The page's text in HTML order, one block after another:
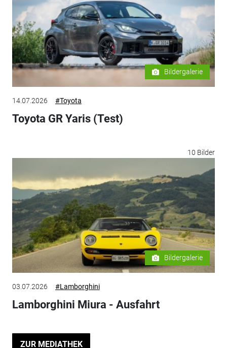
Bildergalerie
14.07.2026 #Toyota
Toyota GR Yaris (Test)
10 Bilder
Bildergalerie
03.07.2026 #Lamborghini
Lamborghini Miura - Ausfahrt
ZUR MEDIATHEK